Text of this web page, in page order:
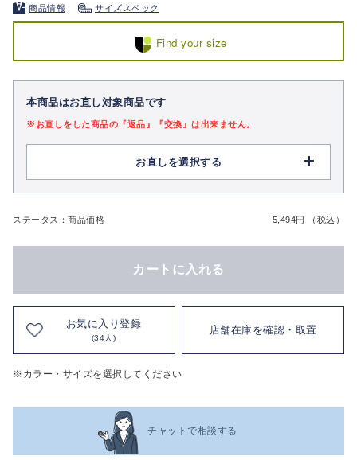
商品情報 サイズスペック
Find your size
本商品はお直し対象商品です
※お直しをした商品の『返品』『交換』は出来ません。
お直しを選択する
ステータス：商品価格 5,494円 （税込）
カートに入れる
お気に入り登録
(34人)
店舗在庫を確認・取置
※カラー・サイズを選択してください
チャットで相談する